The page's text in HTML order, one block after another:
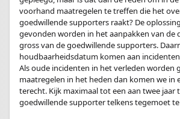
voorhand maatregelen te treffen die het
goedwillende supporters raakt? De
gevonden worden in het aanpakken van de
gross van de goedwillende supporters.
houdbaarheidsdatum komen aan
Als oude incidenten in het verleden worden
maatregelen in het heden dan komen we in
terecht. Kijk maximaal tot een aan twee jaar
goedwillende supporter telkens tegemoet